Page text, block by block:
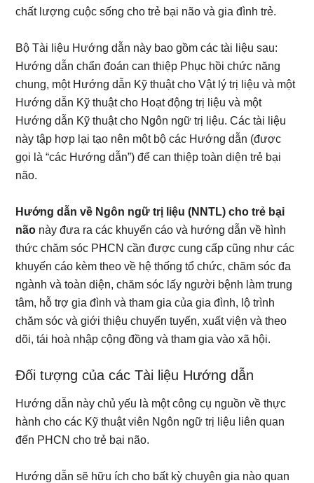
chất lượng cuộc sống cho trẻ bại não và gia đình trẻ.
Bộ Tài liệu Hướng dẫn này bao gồm các tài liệu sau:
Hướng dẫn chẩn đoán can thiệp Phục hồi chức năng
chung, một Hướng dẫn Kỹ thuật cho Vật lý trị liệu và một
Hướng dẫn Kỹ thuật cho Hoạt động trị liệu và một
Hướng dẫn Kỹ thuật cho Ngôn ngữ trị liệu. Các tài liệu
này tập hợp lại tạo nên một bộ các Hướng dẫn (được
gọi là “các Hướng dẫn”) để can thiệp toàn diện trẻ bại
não.
Hướng dẫn về Ngôn ngữ trị liệu (NNTL) cho trẻ bại
não này đưa ra các khuyến cáo và hướng dẫn về hình
thức chăm sóc PHCN cần được cung cấp cũng như các
khuyến cáo kèm theo về hệ thống tổ chức, chăm sóc đa
ngành và toàn diện, chăm sóc lấy người bệnh làm trung
tâm, hỗ trợ gia đình và tham gia của gia đình, lộ trình
chăm sóc và giới thiệu chuyển tuyến, xuất viện và theo
dõi, tái hoà nhập cộng đồng và tham gia vào xã hội.
Đối tượng của các Tài liệu Hướng dẫn
Hướng dẫn này chủ yếu là một công cụ nguồn về thực
hành cho các Kỹ thuật viên Ngôn ngữ trị liệu liên quan
đến PHCN cho trẻ bại não.
Hướng dẫn sẽ hữu ích cho bất kỳ chuyên gia nào quan